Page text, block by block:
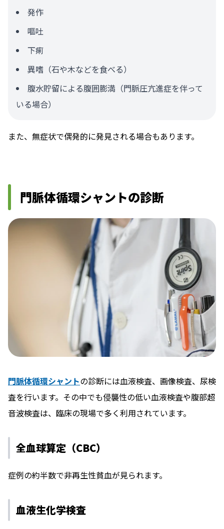
発作
嘔吐
下痢
異嗜（石や木などを食べる）
腹水貯留による腹囲膨満（門脈圧亢進症を伴って
いる場合）
また、無症状で偶発的に発見される場合もあります。
門脈体循環シャントの診断
門脈体循環シャントの診断には血液検査、画像検査、尿検
査を行います。その中でも侵襲性の低い血液検査や腹部超
音波検査は、臨床の現場で多く利用されています。
全血球算定（CBC）
症例の約半数で非再生性貧血が見られます。
血液生化学検査